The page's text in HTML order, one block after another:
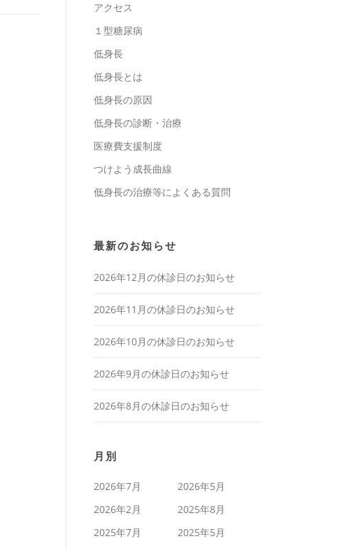
アクセス
１型糖尿病
低身長
低身長とは
低身長の原因
低身長の診断・治療
医療費支援制度
つけよう成長曲線
低身長の治療等によくある質問
最新のお知らせ
2026年12月の休診日のお知らせ
2026年11月の休診日のお知らせ
2026年10月の休診日のお知らせ
2026年9月の休診日のお知らせ
2026年8月の休診日のお知らせ
月別
2026年7月
2026年5月
2026年2月
2025年8月
2025年7月
2025年5月